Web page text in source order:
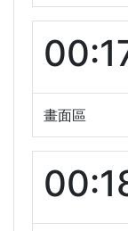
畫面區